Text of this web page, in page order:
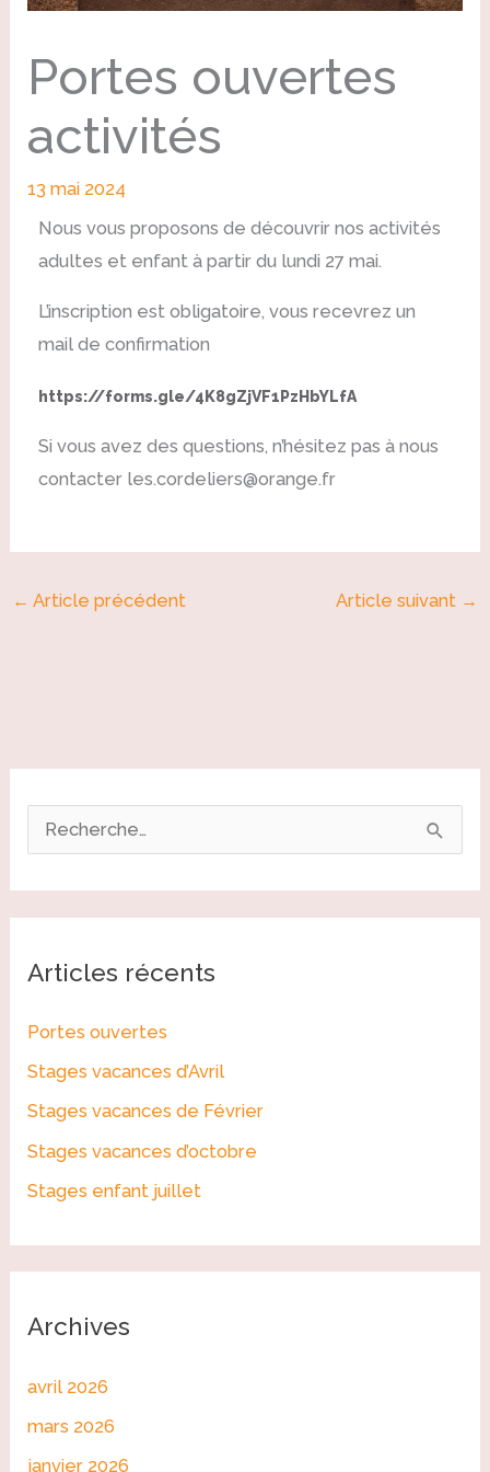
Portes ouvertes
activités
13 mai 2024
Nous vous proposons de découvrir nos activités
adultes et enfant à partir du lundi 27 mai.
L’inscription est obligatoire, vous recevrez un
mail de confirmation
https://forms.gle/4K8gZjVF1PzHbYLfA
Si vous avez des questions, n’hésitez pas à nous
contacter les.cordeliers@orange.fr
← Article précédent Article suivant →
e
h
e
r
Articles récents
Portes ouvertes
Stages vacances d’Avril
Stages vacances de Février
Stages vacances d’octobre
Stages enfant juillet
Archives
avril 2026
mars 2026
janvier 2026